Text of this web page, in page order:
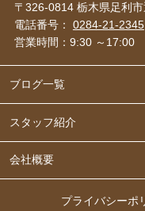
〒326-0814 栃木県足利
電話番号： 0284-21-2345
営業時間：9:30 ～17:00
ブログ一覧
スタッフ紹介
会社概要
プライバシーポ